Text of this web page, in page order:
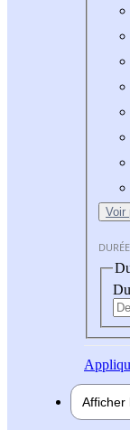
Voir
Afficher